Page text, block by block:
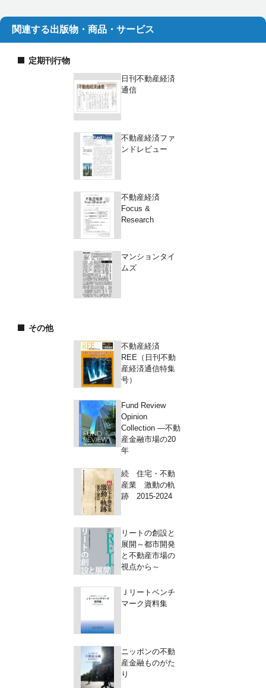
関連する出版物・商品・サービス
定期刊行物
日刊不動産経済
通信
不動産経済ファ
ンドレビュー
不動産経済
Focus &
Research
マンションタイ
ムズ
その他
不動産経済
REE（日刊不動
産経済通信特集
号）
Fund Review
Opinion
Collection ―不動
産金融市場の20
年
続 住宅・不動
産業 激動の軌
跡 2015-2024
リートの創設と
展開～都市開発
と不動産市場の
視点から～
Ｊリートベンチ
マーク資料集
ニッポンの不動
産金融ものがた
り